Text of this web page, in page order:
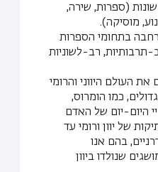
(ספרות, שירה,
מוסיקה).
בתחומי הספרות
תרבותיות, רב-לשוניות
העולם היווני והרומי
כמו הומרוס,
היום-יום של האדם
של יוון ורומי עד
בהם אנו
שנולדו ביוון